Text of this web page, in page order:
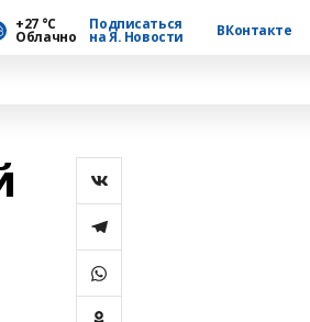
+27 °С
Облачно
Подписаться
на Я. Новости ВКонтакте